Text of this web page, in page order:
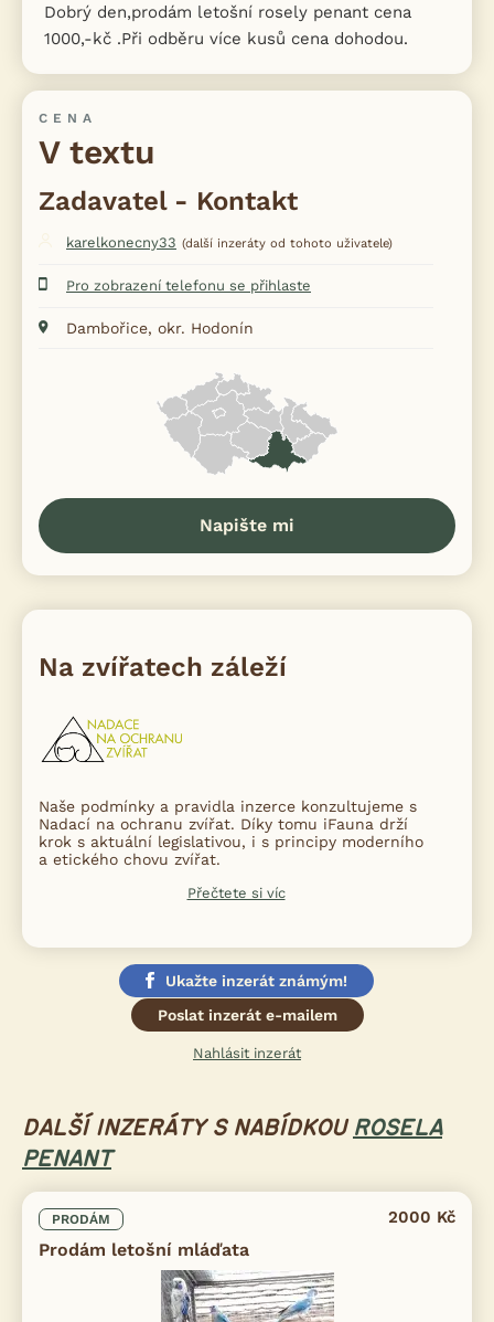
Dobrý den,prodám letošní rosely penant cena
1000,-kč .Při odběru více kusů cena dohodou.
CENA
V textu
Zadavatel - Kontakt
karelkonecny33 (další inzeráty od tohoto uživatele)
Pro zobrazení telefonu se přihlaste
Dambořice, okr. Hodonín
Napište mi
Na zvířatech záleží
Naše podmínky a pravidla inzerce konzultujeme s
Nadací na ochranu zvířat. Díky tomu iFauna drží
krok s aktuální legislativou, i s principy moderního
a etického chovu zvířat.
Přečtete si víc
Ukažte inzerát známým!
Poslat inzerát e-mailem
Nahlásit inzerát
DALŠÍ INZERÁTY S NABÍDKOU ROSELA
PENANT
PRODÁM
Prodám letošní mláďata
2000 Kč